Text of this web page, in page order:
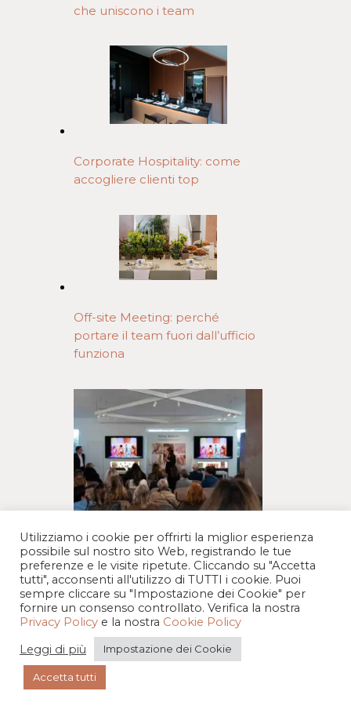
che uniscono i team
Corporate Hospitality: come
accogliere clienti top
Off-site Meeting: perché
portare il team fuori dall’ufficio
funziona
Event design: come influisce
sull’esperienza
Organizzazione eventi aziendali
Milano: i consigli di IlluMI
Utilizziamo i cookie per offrirti la miglior esperienza
possibile sul nostro sito Web, registrando le tue
preferenze e le visite ripetute. Cliccando su "Accetta
tutti", acconsenti all'utilizzo di TUTTI i cookie. Puoi
sempre cliccare su "Impostazione dei Cookie" per
fornire un consenso controllato. Verifica la nostra
Privacy Policy e la nostra Cookie Policy
Leggi di più
Impostazione dei Cookie
Accetta tutti